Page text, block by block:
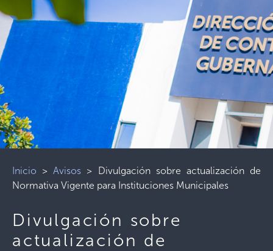
Inicio >Avisos > Divulgación sobre actualización de
Normativa Vigente para Instituciones Municipales
Divulgación sobre
actualización de